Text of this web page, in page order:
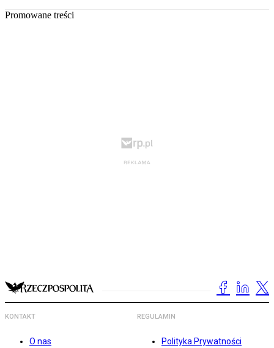
Promowane treści
KONTAKT
O nas
REGULAMIN
Polityka Prywatności